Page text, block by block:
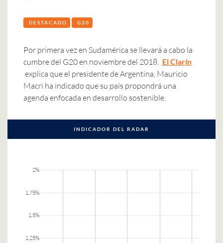
DESTACADO G20
Por primera vez en Sudamérica se llevará a cabo la
cumbre del G20 en noviembre del 2018. El Clarín
explica que el presidente de Argentina, Mauricio
Macri ha indicado que su país propondrá una
agenda enfocada en desarrollo sostenible.
INDICADOR DEL RADAR
1.25%
1.5%
1.75%
2%